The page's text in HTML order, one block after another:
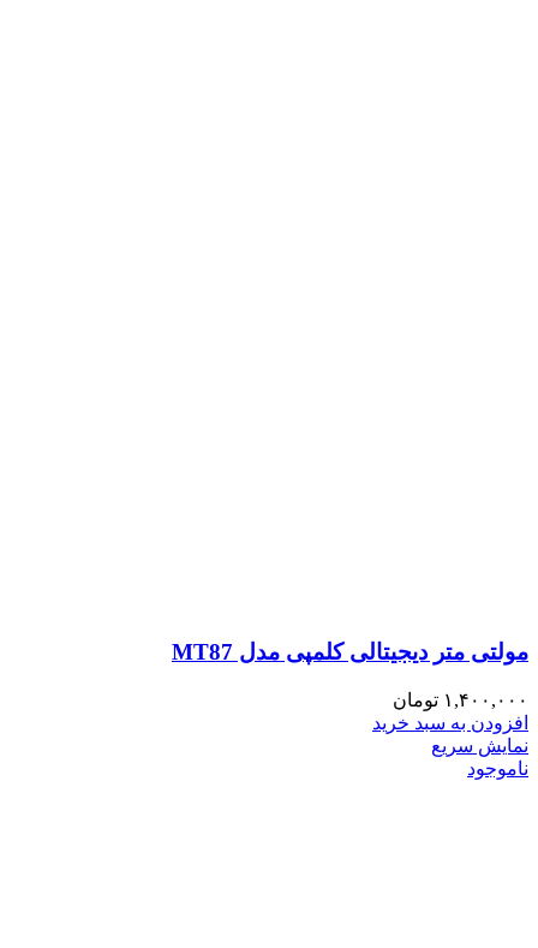
مولتی متر دیجیتالی کلمپی مدل MT87
۱,۴۰۰,۰۰۰ تومان
افزودن به سبد خرید
نمایش سریع
ناموجود